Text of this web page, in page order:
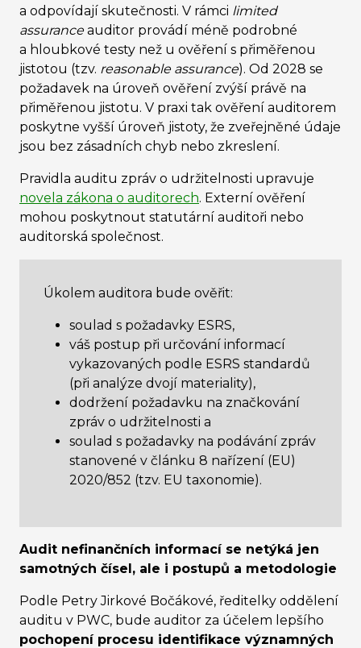
a odpovídají skutečnosti. V rámci limited
assuranceauditor provádí méně podrobné
a hloubkové testy než u ověření s přiměřenou
jistotou (tzv. reasonable assurance). Od 2028 se
požadavek na úroveň ověření zvýší právě na
přiměřenou jistotu. V praxi tak ověření auditorem
poskytne vyšší úroveň jistoty, že zveřejněné údaje
jsou bez zásadních chyb nebo zkreslení.
Pravidla auditu zpráv o udržitelnosti upravuje
novela zákona o auditorech. Externí ověření
mohou poskytnout statutární auditoři nebo
auditorská společnost.
Úkolem auditora bude ověřit:
soulad s požadavky ESRS,
váš postup při určování informací
vykazovaných podle ESRS standardů
(při analýze dvojí materiality),
dodržení požadavku na značkování
zpráv o udržitelnosti a
soulad s požadavky na podávání zpráv
stanovené v článku 8 nařízení (EU)
2020/852 (tzv. EU taxonomie).
Audit nefinančních informací se netýká jen
samotných čísel, ale i postupů a metodologie
Podle Petry Jirkové Bočákové, ředitelky oddělení
auditu v PWC, bude auditor za účelem lepšího
pochopení procesu identifikace významných